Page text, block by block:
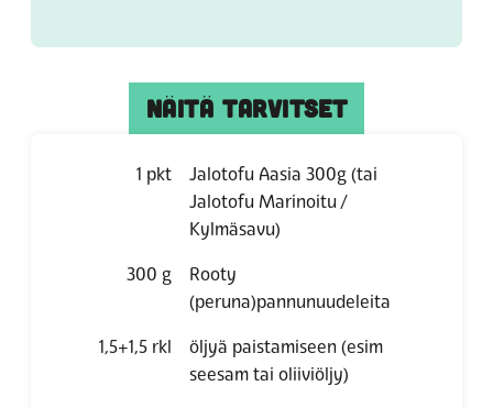
NÄITÄ TARVITSET
1 pkt Jalotofu Aasia 300g (tai
Jalotofu Marinoitu /
Kylmäsavu)
300 g
Rooty
(peruna)pannunuudeleita
1,5+1,5 rkl öljyä paistamiseen (esim
seesam tai oliiviöljy)